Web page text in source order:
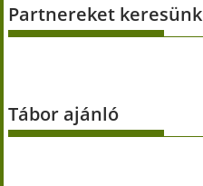
Partnereket keresünk
Tábor ajánló